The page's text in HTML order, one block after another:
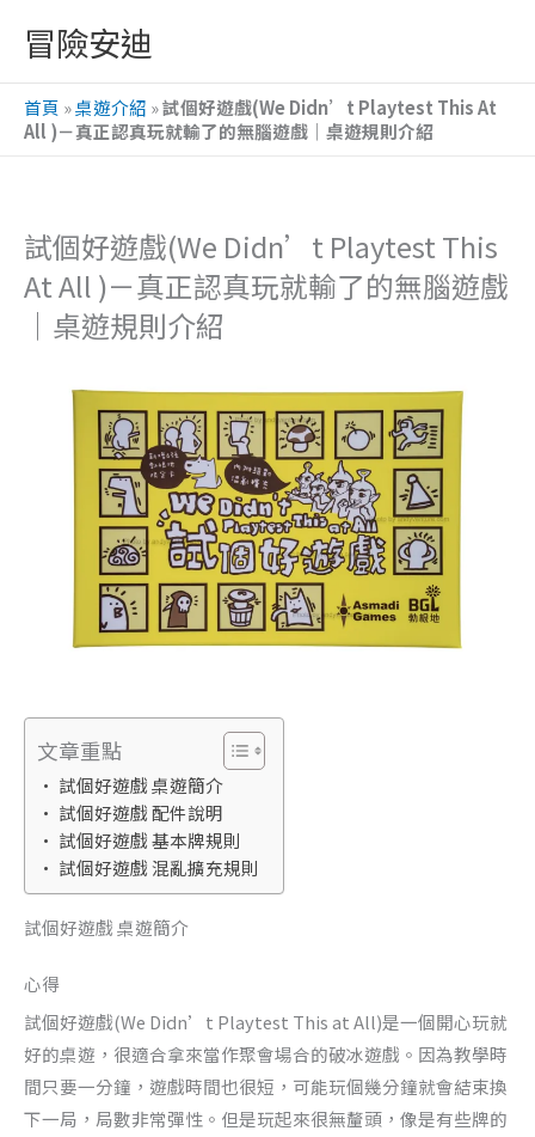
主
冒險安迪
首頁 »桌遊介紹 »試個好遊戲(We Didn’t Playtest This At
All )－真正認真玩就輸了的無腦遊戲｜桌遊規則介紹
試個好遊戲(We Didn’t Playtest This
At All )－真正認真玩就輸了的無腦遊戲
｜桌遊規則介紹
文章重點
試個好遊戲 桌遊簡介
試個好遊戲 配件說明
試個好遊戲 基本牌規則
試個好遊戲 混亂擴充規則
試個好遊戲 桌遊簡介
心得
試個好遊戲(We Didn’t Playtest This at All)是一個開心玩就
好的桌遊，很適合拿來當作聚會場合的破冰遊戲。因為教學時
間只要一分鐘，遊戲時間也很短，可能玩個幾分鐘就會結束換
下一局，局數非常彈性。但是玩起來很無釐頭，像是有些牌的